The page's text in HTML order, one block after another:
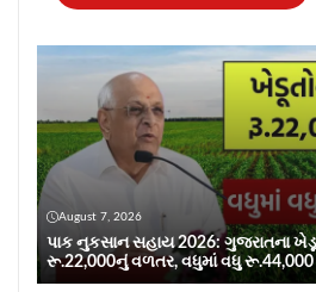
August 7, 2026
પાક નુકસાન સહાય 2026: ગુજરાતના
રૂ.22,000નું વળતર, વધુમાં વધુ